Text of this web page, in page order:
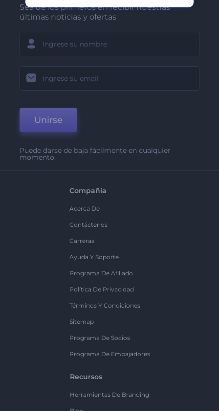
Sea de los primeros en recibir nuestras
últimas noticias y ofertas
Unirse
Puede darse de baja fácilmente en cualquier
momento.
Compañía
Acerca De
Contáctenos
Carreras
Ayuda Y Soporte
Programa De Afiliado
Política De Privacidad
Términos Y Condiciones
Sitemap
Programa De Socios
Programa De Embajadores
Recursos
Herramientas De Branding